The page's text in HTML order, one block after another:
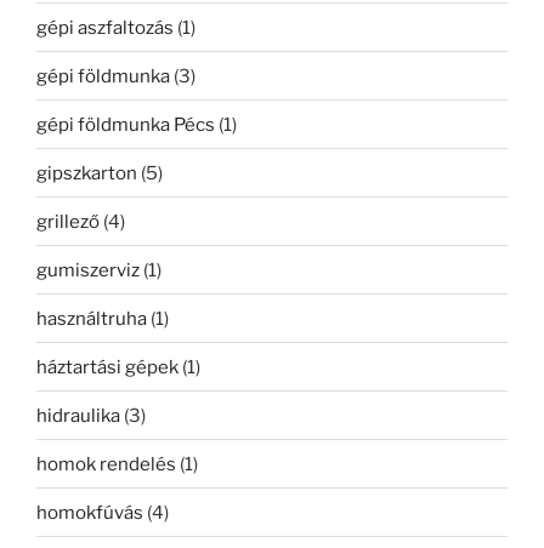
gépi aszfaltozás (1)
gépi földmunka (3)
gépi földmunka Pécs (1)
gipszkarton (5)
grillező (4)
gumiszerviz (1)
használtruha (1)
háztartási gépek (1)
hidraulika (3)
homok rendelés (1)
homokfúvás (4)